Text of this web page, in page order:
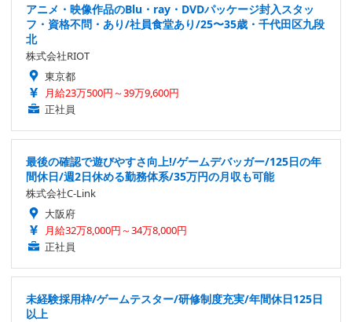
アニメ・映像作品のBlu・ray・DVDパッケージ封入スタッ
フ・資格不問・あり/社員食堂あり/25〜35歳・千代田区九段
北
株式会社RIOT
東京都
月給23万500円～39万9,600円
正社員
最後の確認で遊びやすさ向上!/ゲームデバッガー/125日の年
間休日/週2日休める勤務体系/35万円の月収も可能
株式会社C-Link
大阪府
月給32万8,000円～34万8,000円
正社員
未経験採用枠/ゲームテスター/研修制度充実/年間休日125日
以上